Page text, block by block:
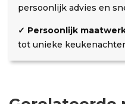
persoonlijk advies en
✓ Persoonlijk
tot unieke